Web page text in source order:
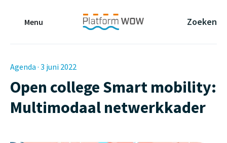
Menu
Zoeken
Agenda · 3 juni 2022
Open college Smart mobility:
Multimodaal netwerkkader